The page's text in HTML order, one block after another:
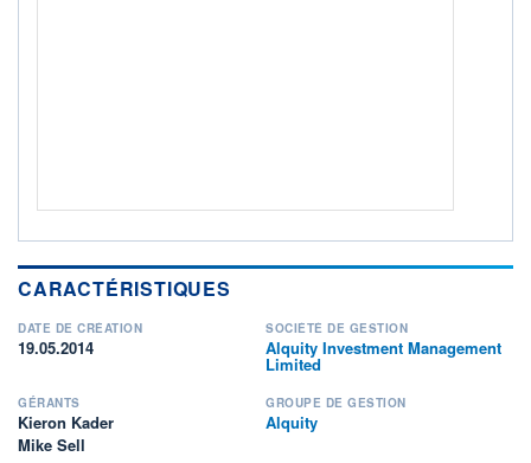
CARACTÉRISTIQUES
DATE DE CRÉATION
19.05.2014
SOCIÉTÉ DE GESTION
Alquity Investment Management
Limited
GÉRANTS
Kieron Kader
Mike Sell
GROUPE DE GESTION
Alquity